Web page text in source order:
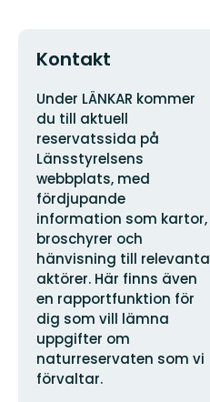
Kontakt
Adress
Under LÄNKAR kommer
du till aktuell
reservatssida på
Länsstyrelsens
webbplats, med
fördjupande
information som kartor,
broschyrer och
hänvisning till relevanta
aktörer. Här finns även
en rapportfunktion för
dig som vill lämna
uppgifter om
naturreservaten som vi
förvaltar.